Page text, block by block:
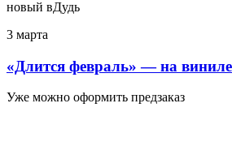
новый вДудь
3 марта
«Длится февраль» — на виниле
Уже можно оформить предзаказ